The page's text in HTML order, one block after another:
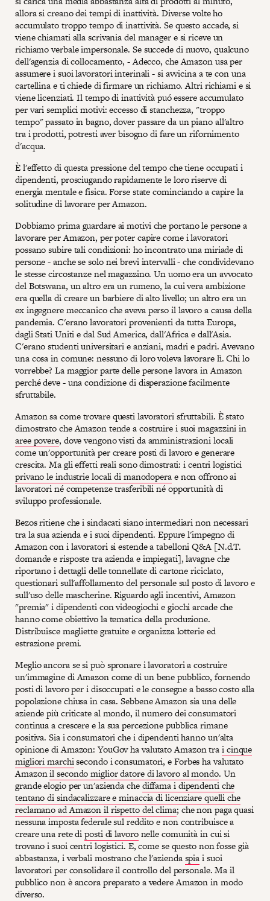
allora si creano dei tempi di inattività. Diverse volte ho
accumulato troppo tempo di inattività. Se questo accade, si
viene chiamati alla scrivania del manager e si riceve un
richiamo verbale impersonale. Se succede di nuovo, qualcuno
dell'agenzia di collocamento, - Adecco, che Amazon usa per
assumere i suoi lavoratori interinali - si avvicina a te con una
cartellina e ti chiede di firmare un richiamo. Altri richiami e si
viene licenziati. Il tempo di inattività puó essere accumulato
per vari semplici motivi: eccesso di stanchezza, "troppo
tempo" passato in bagno, dover passare da un piano all'altro
tra i prodotti, potresti aver bisogno di fare un rifornimento
d'acqua.
È l'effetto di questa pressione del tempo che tiene occupati i
dipendenti, prosciugando rapidamente le loro riserve di
energia mentale e fisica. Forse state cominciando a capire la
solitudine di lavorare per Amazon.
Dobbiamo prima guardare ai motivi che portano le persone a
lavorare per Amazon, per poter capire come i lavoratori
possano subire tali condizioni: ho incontrato una miriade di
persone - anche se solo nei brevi intervalli - che condividevano
le stesse circostanze nel magazzino. Un uomo era un avvocato
del Botswana, un altro era un rumeno, la cui vera ambizione
era quella di creare un barbiere di alto livello; un altro era un
ex ingegnere meccanico che aveva perso il lavoro a causa della
pandemia. C'erano lavoratori provenienti da tutta Europa,
dagli Stati Uniti e dal Sud America, dall'Africa e dall'Asia.
C'erano studenti universitari e anziani, madri e padri. Avevano
una cosa in comune: nessuno di loro voleva lavorare lì. Chi lo
vorrebbe? La maggior parte delle persone lavora in Amazon
perché deve - una condizione di disperazione facilmente
sfruttabile.
Amazon sa come trovare questi lavoratori sfruttabili. È stato
dimostrato che Amazon tende a costruire i suoi magazzini in
aree povere, dove vengono visti da amministrazioni locali
come un'opportunità per creare posti di lavoro e generare
crescita. Ma gli effetti reali sono dimostrati: i centri logistici
privano le industrie locali di manodoperae non offrono ai
lavoratori né competenze trasferibili né opportunità di
sviluppo professionale.
Bezos ritiene che i sindacati siano intermediari non necessari
tra la sua azienda e i suoi dipendenti. Eppure l'impegno di
Amazon con i lavoratori si estende a tabelloni Q&A [N.d.T.
domande e risposte tra azienda e impiegati], lavagne che
riportano i dettagli delle tonnellate di cartone riciclato,
questionari sull'affollamento del personale sul posto di lavoro e
sull'uso delle mascherine. Riguardo agli incentivi, Amazon
"premia" i dipendenti con videogiochi e giochi arcade che
hanno come obiettivo la tematica della produzione.
Distribuisce magliette gratuite e organizza lotterie ed
estrazione premi.
Meglio ancora se si può spronare i lavoratori a costruire
un'immagine di Amazon come di un bene pubblico, fornendo
posti di lavoro per i disoccupati e le consegne a basso costo alla
popolazione chiusa in casa. Sebbene Amazon sia una delle
aziende più criticate al mondo, il numero dei consumatori
continua a crescere e la sua percezione pubblica rimane
positiva. Sia i consumatori che i dipendenti hanno un'alta
opinione di Amazon: YouGov ha valutato Amazon trai cinque
migliori marchisecondo i consumatori, e Forbes ha valutato
Amazonil secondo miglior datore di lavoro al mondo. Un
grande elogio per un'azienda chediffama i dipendenti che
tentano di sindacalizzare e minaccia di licenziare quelli che
reclamano ad Amazon il rispetto del clima; che non paga quasi
nessuna imposta federale sul reddito e non contribuisce a
creare una rete diposti di lavoronelle comunità in cui si
trovano i suoi centri logistici. E, come se questo non fosse già
abbastanza, i verbali mostrano che l'aziendaspiai suoi
lavoratori per consolidare il controllo del personale. Ma il
pubblico non è ancora preparato a vedere Amazon in modo
diverso.